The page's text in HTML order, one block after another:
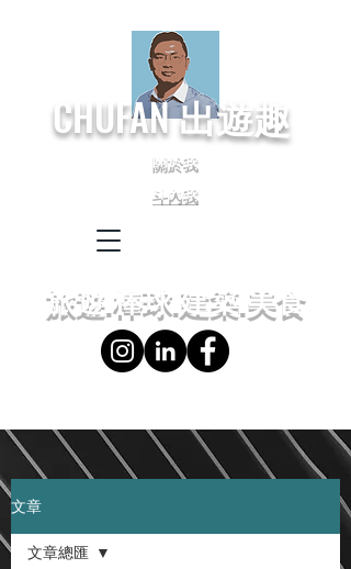
CHUFAN出遊趣
關於我
斗內我
旅遊.棒球.建築.美食
文章
文章總匯